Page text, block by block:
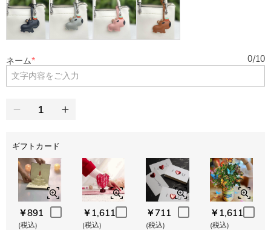
ネーム* 0/10
ギフトカード
￥891
(税込)
￥1,611
(税込)
￥711
(税込)
￥1,611
(税込)